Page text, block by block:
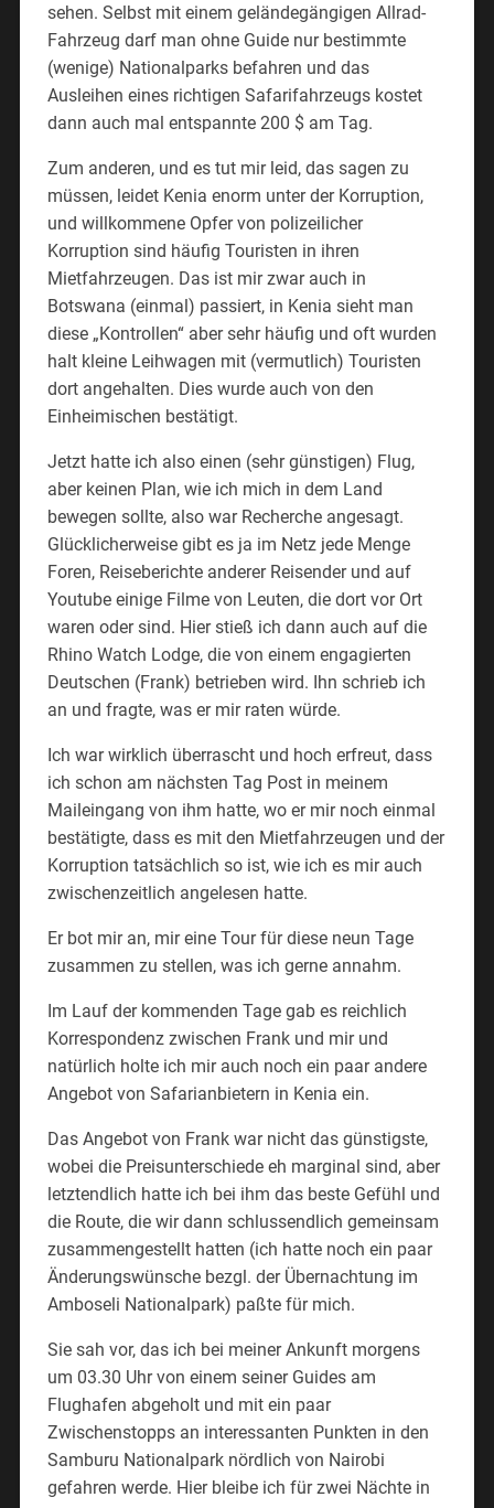
sehen. Selbst mit einem geländegängigen Allrad-
Fahrzeug darf man ohne Guide nur bestimmte
(wenige) Nationalparks befahren und das
Ausleihen eines richtigen Safarifahrzeugs kostet
dann auch mal entspannte 200 $ am Tag.
Zum anderen, und es tut mir leid, das sagen zu
müssen, leidet Kenia enorm unter der Korruption,
und willkommene Opfer von polizeilicher
Korruption sind häufig Touristen in ihren
Mietfahrzeugen. Das ist mir zwar auch in
Botswana (einmal) passiert, in Kenia sieht man
diese „Kontrollen“ aber sehr häufig und oft wurden
halt kleine Leihwagen mit (vermutlich) Touristen
dort angehalten. Dies wurde auch von den
Einheimischen bestätigt.
Jetzt hatte ich also einen (sehr günstigen) Flug,
aber keinen Plan, wie ich mich in dem Land
bewegen sollte, also war Recherche angesagt.
Glücklicherweise gibt es ja im Netz jede Menge
Foren, Reiseberichte anderer Reisender und auf
Youtube einige Filme von Leuten, die dort vor Ort
waren oder sind. Hier stieß ich dann auch auf die
Rhino Watch Lodge, die von einem engagierten
Deutschen (Frank) betrieben wird. Ihn schrieb ich
an und fragte, was er mir raten würde.
Ich war wirklich überrascht und hoch erfreut, dass
ich schon am nächsten Tag Post in meinem
Maileingang von ihm hatte, wo er mir noch einmal
bestätigte, dass es mit den Mietfahrzeugen und der
Korruption tatsächlich so ist, wie ich es mir auch
zwischenzeitlich angelesen hatte.
Er bot mir an, mir eine Tour für diese neun Tage
zusammen zu stellen, was ich gerne annahm.
Im Lauf der kommenden Tage gab es reichlich
Korrespondenz zwischen Frank und mir und
natürlich holte ich mir auch noch ein paar andere
Angebot von Safarianbietern in Kenia ein.
Das Angebot von Frank war nicht das günstigste,
wobei die Preisunterschiede eh marginal sind, aber
letztendlich hatte ich bei ihm das beste Gefühl und
die Route, die wir dann schlussendlich gemeinsam
zusammengestellt hatten (ich hatte noch ein paar
Änderungswünsche bezgl. der Übernachtung im
Amboseli Nationalpark) paßte für mich.
Sie sah vor, das ich bei meiner Ankunft morgens
um 03.30 Uhr von einem seiner Guides am
Flughafen abgeholt und mit ein paar
Zwischenstopps an interessanten Punkten in den
Samburu Nationalpark nördlich von Nairobi
gefahren werde. Hier bleibe ich für zwei Nächte in